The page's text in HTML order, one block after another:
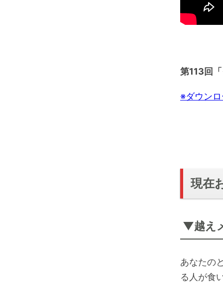
第113回
※ダウン
現在
▼越え
あなたの
る人が食